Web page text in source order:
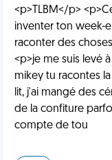
<p>TLBM</p>
inventer ton week-
raconter des
<p>je me suis levé
mikey tu racontes
lit, j'ai mangé des
de la confiture
compte de tou